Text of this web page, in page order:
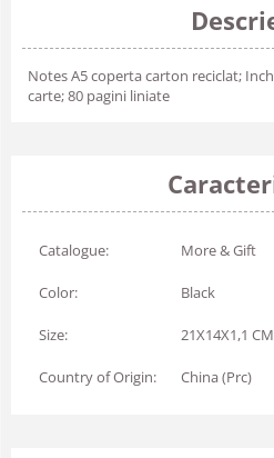
Notes A5 coperta carton reciclat;
carte; 80 pagini liniate
Catalogue: More & Gift
Color: Black
Size: 21X14X1,1 CM
Country of Origin: China (Prc)